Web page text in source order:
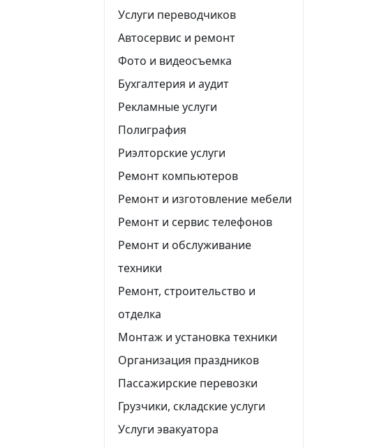
Услуги переводчиков
Автосервис и ремонт
Фото и видеосъемка
Бухгалтерия и аудит
Рекламные услуги
Полиграфия
Риэлторские услуги
Ремонт компьютеров
Ремонт и изготовление мебели
Ремонт и сервис телефонов
Ремонт и обслуживание
техники
Ремонт, строительство и
отделка
Монтаж и установка техники
Организация праздников
Пассажирские перевозки
Грузчики, складские услуги
Услуги эвакуатора